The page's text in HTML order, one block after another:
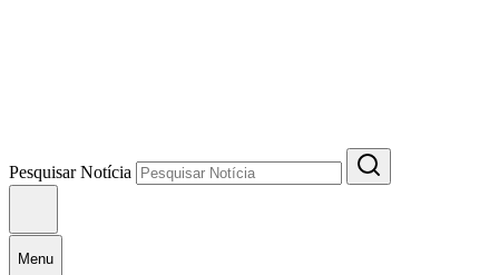
Pesquisar Notícia
Menu